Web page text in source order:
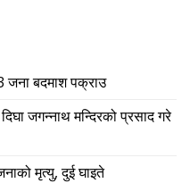
जना बदमाश पक्राउ
जगन्नाथ मन्दिरको प्रसाद गरे
मृत्यु, दुई घाइते